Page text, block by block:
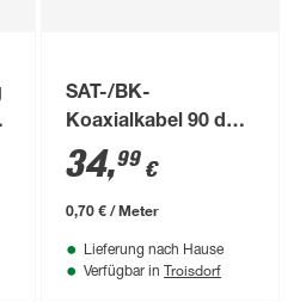
SAT-/BK-
Koaxialkabel 90 dB
weiß 50 m
34,99 €
0,70 € / Meter
Lieferung nach Hause
Verfügbar in Troisdorf